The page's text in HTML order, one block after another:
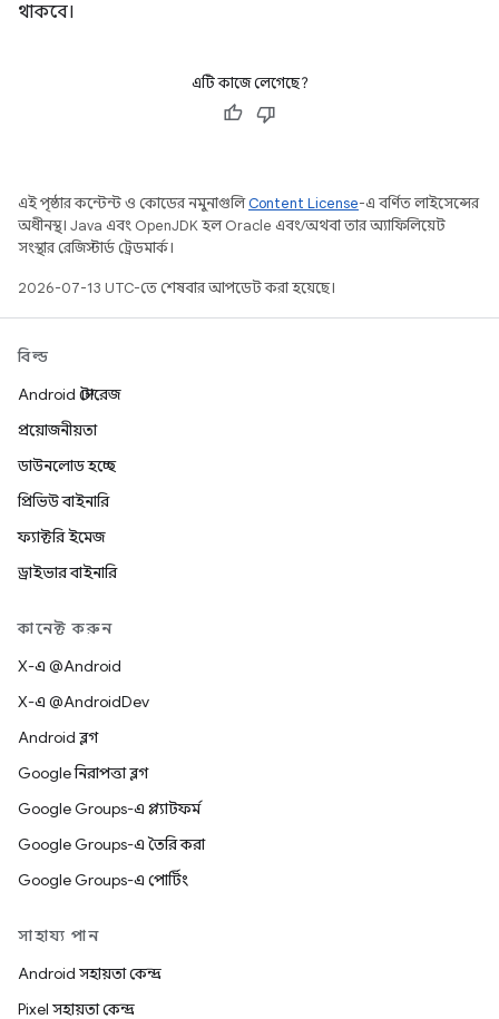
থাকবে।
এটি কাজে লেগেছে?
এই পৃষ্ঠার কন্টেন্ট ও কোডের নমুনাগুলিContent License-এ বর্ণিত লাইসেন্সের
অধীনস্থ। Java এবং OpenJDK হল Oracle এবং/অথবা তার অ্যাফিলিয়েট
সংস্থার রেজিস্টার্ড ট্রেডমার্ক।
2026-07-13 UTC-তে শেষবার আপডেট করা হয়েছে।
বিল্ড
Android স্টোরেজ
প্রয়োজনীয়তা
ডাউনলোড হচ্ছে
প্রিভিউ বাইনারি
ফ্যাক্টরি ইমেজ
ড্রাইভার বাইনারি
কানেক্ট করুন
X-এ @Android
X-এ @AndroidDev
Android ব্লগ
Google নিরাপত্তা ব্লগ
Google Groups-এ প্ল্যাটফর্ম
Google Groups-এ তৈরি করা
Google Groups-এ পোর্টিং
সাহায্য পান
Android সহায়তা কেন্দ্র
Pixel সহায়তা কেন্দ্র